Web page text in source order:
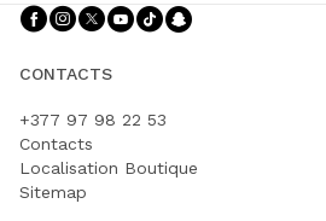
Suivez-nous facebook
Suivez-nous instagram
Suivez-nous twitter
Suivez-nous youtube
Suivez-nous tiktok
CONTACTS
+377 97 98 22 53
Contacts
Localisation Boutique
Sitemap